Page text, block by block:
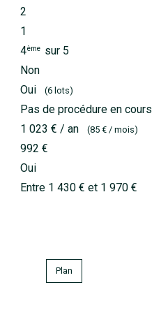
2
1
4ème sur 5
Non
Oui (6 lots)
Pas de procédure en cours
1 023 € / an (85 € / mois)
992 €
Oui
Entre 1 430 € et 1 970 €
Plan